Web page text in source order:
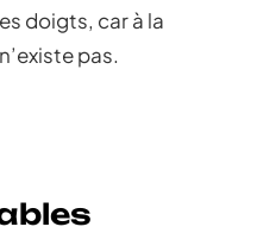
doigts, car à la
pas.